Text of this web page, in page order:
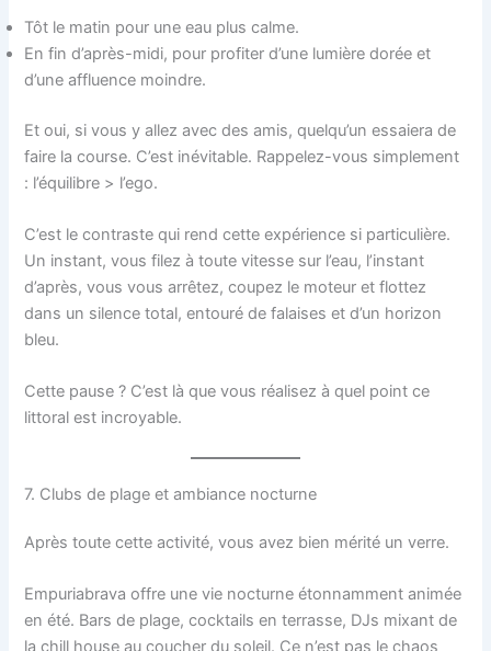
Tôt le matin pour une eau plus calme.
En fin d’après-midi, pour profiter d’une lumière dorée et
d’une affluence moindre.
Et oui, si vous y allez avec des amis, quelqu’un essaiera de
faire la course. C’est inévitable. Rappelez-vous simplement
: l’équilibre > l’ego.
C’est le contraste qui rend cette expérience si particulière.
Un instant, vous filez à toute vitesse sur l’eau, l’instant
d’après, vous vous arrêtez, coupez le moteur et flottez
dans un silence total, entouré de falaises et d’un horizon
bleu.
Cette pause ? C’est là que vous réalisez à quel point ce
littoral est incroyable.
7. Clubs de plage et ambiance nocturne
Après toute cette activité, vous avez bien mérité un verre.
Empuriabrava offre une vie nocturne étonnamment animée
en été. Bars de plage, cocktails en terrasse, DJs mixant de
la chill house au coucher du soleil. Ce n’est pas le chaos